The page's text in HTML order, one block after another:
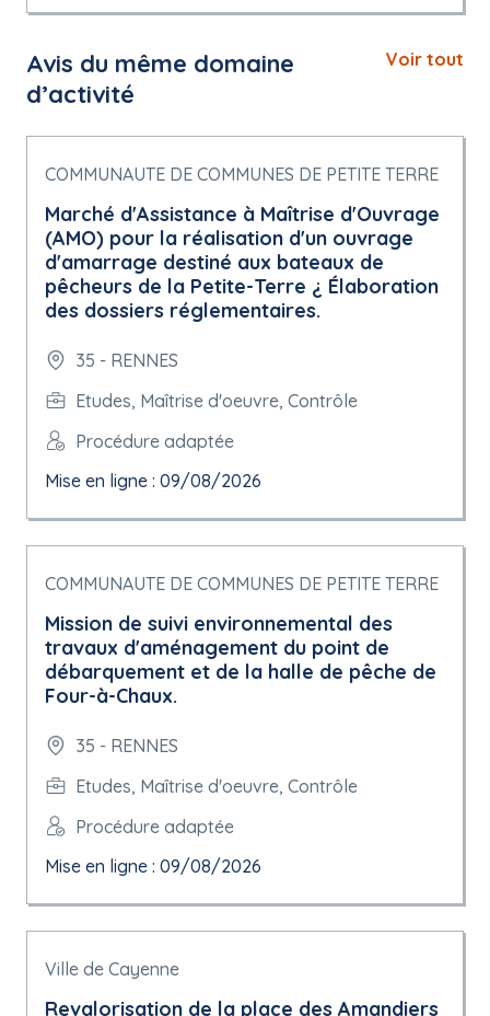
Avis du même domaine
d’activité
Voir tout
COMMUNAUTE DE COMMUNES DE PETITE TERRE
Marché d'Assistance à Maîtrise d'Ouvrage
(AMO) pour la réalisation d'un ouvrage
d'amarrage destiné aux bateaux de
pêcheurs de la Petite-Terre ¿ Élaboration
des dossiers réglementaires.
35 - RENNES
Etudes, Maîtrise d'oeuvre, Contrôle
Procédure adaptée
Mise en ligne : 09/08/2026
COMMUNAUTE DE COMMUNES DE PETITE TERRE
Mission de suivi environnemental des
travaux d'aménagement du point de
débarquement et de la halle de pêche de
Four-à-Chaux.
35 - RENNES
Etudes, Maîtrise d'oeuvre, Contrôle
Procédure adaptée
Mise en ligne : 09/08/2026
Ville de Cayenne
Revalorisation de la place des Amandiers